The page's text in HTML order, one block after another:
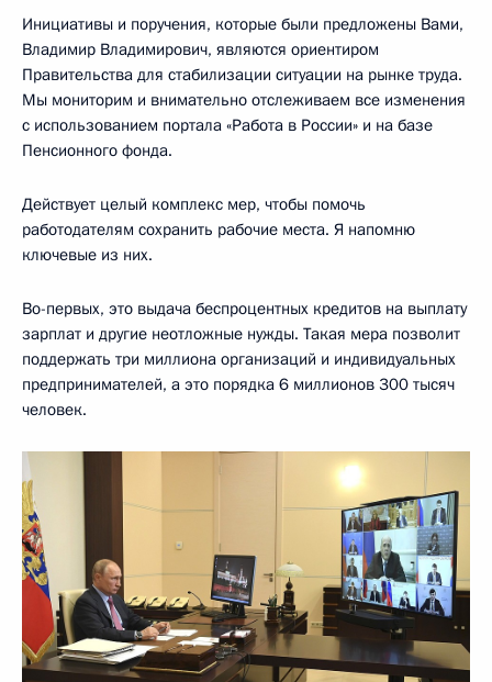
Инициативы и поручения, которые были предложены Вами,
Владимир Владимирович, являются ориентиром
Правительства для стабилизации ситуации на рынке труда.
Мы мониторим и внимательно отслеживаем все изменения
с использованием портала «Работа в России» и на базе
Пенсионного фонда.
Действует целый комплекс мер, чтобы помочь
работодателям сохранить рабочие места. Я напомню
ключевые из них.
Во-первых, это выдача беспроцентных кредитов на выплату
зарплат и другие неотложные нужды. Такая мера позволит
поддержать три миллиона организаций и индивидуальных
предпринимателей, а это порядка 6 миллионов 300 тысяч
человек.